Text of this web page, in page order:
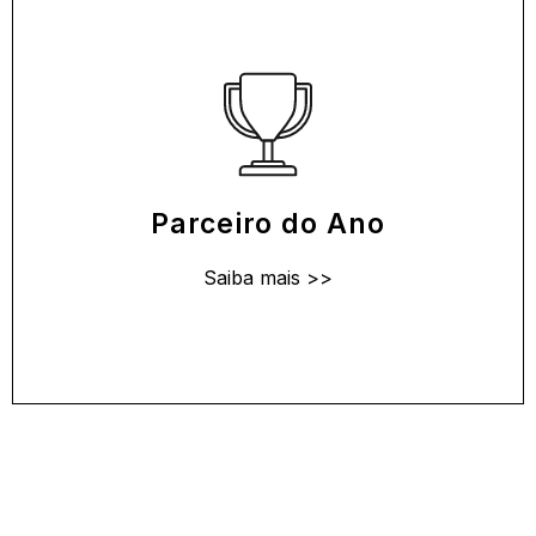
Parceiro do Ano
Saiba mais >>
Parceiro do Ano
Esse prêmio altamente cobiçado reconhece o
parceiro que alcançou um aumento
significativo em sua base de clientes ou
crescimento de novas vendas. Os parceiros
indicados devem ser capazes de demonstrar
comprometimento com a equipe local da